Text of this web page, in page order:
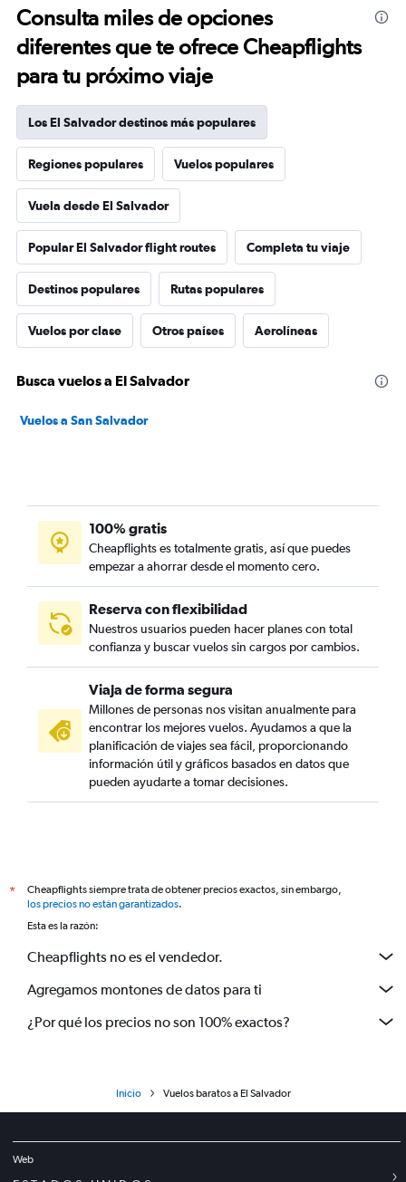
Consulta miles de opciones
diferentes que te ofrece Cheapflights
para tu próximo viaje
Los El Salvador destinos más populares
Regiones populares Vuelos populares
Vuela desde El Salvador
Popular El Salvador flight routes Completa tu viaje
Destinos populares Rutas populares
Vuelos por clase Otros países Aerolíneas
Busca vuelos a El Salvador
Vuelos a San Salvador
100% gratis
Cheapflights es totalmente gratis, así que puedes
empezar a ahorrar desde el momento cero.
Reserva con flexibilidad
Nuestros usuarios pueden hacer planes con total
confianza y buscar vuelos sin cargos por cambios.
Viaja de forma segura
Millones de personas nos visitan anualmente para
encontrar los mejores vuelos. Ayudamos a que la
planificación de viajes sea fácil, proporcionando
información útil y gráficos basados en datos que
pueden ayudarte a tomar decisiones.
*
Cheapflights siempre trata de obtener precios exactos, sin embargo,
los precios no están garantizados.
Esta es la razón:
Cheapflights no es el vendedor.
Agregamos montones de datos para ti
¿Por qué los precios no son 100% exactos?
Inicio Vuelos baratos a El Salvador
Web